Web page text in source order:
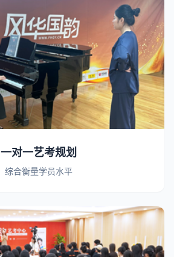
一对一艺考规划
综合衡量学员水平